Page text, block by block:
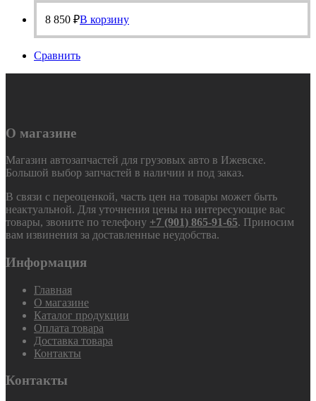
8 850 ₽В корзину
Сравнить
О магазине
Магазин автозапчастей для грузовых авто в Ижевске.
Большой выбор запчастей в наличии и под заказ.
В связи с переоценкой, часть цен на товары может быть
неактуальной. Для уточнения цены на интересующие вас
товары, звоните по телефону +7 (901) 865-91-65. Приносим
вам извинения за доставленные неудобства.
Информация
Главная
О магазине
Каталог продукции
Оплата товара
Доставка товара
Контакты
Контакты